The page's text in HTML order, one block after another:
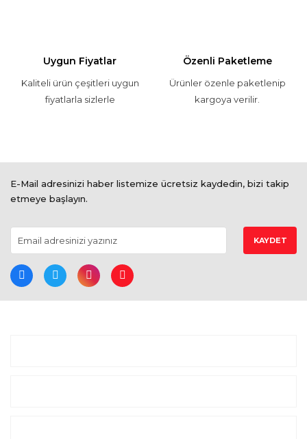
Uygun Fiyatlar
Kaliteli ürün çeşitleri uygun
fiyatlarla sizlerle
Özenli Paketleme
Ürünler özenle paketlenip
kargoya verilir.
E-Mail adresinizi haber listemize ücretsiz kaydedin, bizi takip
etmeye başlayın.
KAYDET